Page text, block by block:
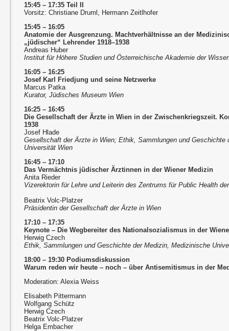
15:45 – 17:35 Teil II
Vorsitz: Christiane Druml, Hermann Zeitlhofer
15:45 – 16:05
Anatomie der Ausgrenzung. Machtverhältnisse an der
„jüdischer“ Lehrender 1918–1938
Andreas Huber
Institut für Höhere Studien und Österreichische Akademie der
16:05 – 16:25
Josef Karl Friedjung und seine Netzwerke
Marcus Patka
Kurator, Jüdisches Museum Wien
16:25 – 16:45
Die Gesellschaft der Ärzte in Wien in der Zwischenkriegszeit.
1938
Josef Hlade
Gesellschaft der Ärzte in Wien; Ethik, Sammlungen und Geschichte
Universität Wien
16:45 – 17:10
Das Vermächtnis jüdischer Ärztinnen in der Wiener Medizin
Anita Rieder
Vizerektorin für Lehre und Leiterin des Zentrums für Public Health
Beatrix Volc-Platzer
Präsidentin der Gesellschaft der Ärzte in Wien
17:10 – 17:35
Keynote – Die Wegbereiter des Nationalsozialismus in der
Herwig Czech
Ethik, Sammlungen und Geschichte der Medizin, Medizinische
18:00 – 19:30 Podiumsdiskussion
Warum reden wir heute – noch – über Antisemitismus in der
Moderation: Alexia Weiss
Elisabeth Pittermann
Wolfgang Schütz
Herwig Czech
Beatrix Volc-Platzer
Helga Embacher